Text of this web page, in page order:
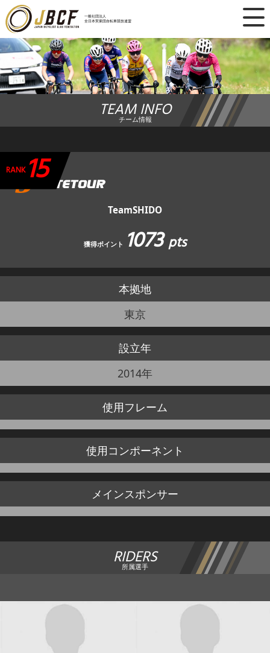
一般社団法人
全日本実業団自転車競技連盟
×
ニュース
レース日程
ランキング
競技ガイド
加盟・登録
エントリー
JBCF ROAD SERIESとは
TEAM INFO
チーム情報
TeamSHIDO
獲得ポイント 1073pts
RANK 15
本拠地
東京
設立年
2014年
使用フレーム
使用コンポーネント
メインスポンサー
RIDERS
所属選手